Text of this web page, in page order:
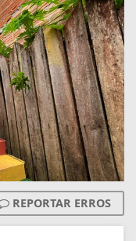
REPORTAR ERROS